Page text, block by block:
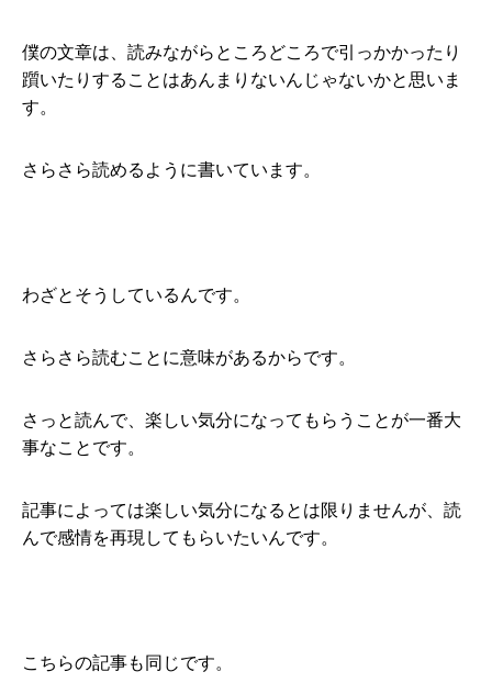
僕の文章は、読みながらところどころで引っかかったり
躓いたりすることはあんまりないんじゃないかと思いま
す。
さらさら読めるように書いています。
わざとそうしているんです。
さらさら読むことに意味があるからです。
さっと読んで、楽しい気分になってもらうことが一番大
事なことです。
記事によっては楽しい気分になるとは限りませんが、読
んで感情を再現してもらいたいんです。
こちらの記事も同じです。